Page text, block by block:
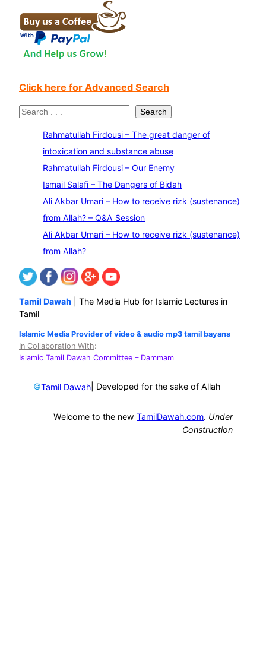
Click here for Advanced Search
S
Search
Rahmatullah Firdousi – The great danger of
intoxication and substance abuse
Rahmatullah Firdousi – Our Enemy
Ismail Salafi – The Dangers of Bidah
Ali Akbar Umari – How to receive rizk (sustenance)
from Allah? – Q&A Session
Ali Akbar Umari – How to receive rizk (sustenance)
from Allah?
Tamil Dawah | The Media Hub for Islamic Lectures in
Tamil
Islamic Media Provider of video & audio mp3 tamil bayans
In Collaboration With:
Islamic Tamil Dawah Committee – Dammam
©Tamil Dawah | Developed for the sake of Allah
Welcome to the new TamilDawah.com. Under
Construction